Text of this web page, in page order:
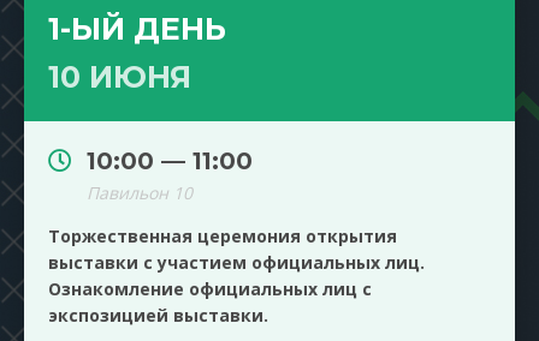
1-ЫЙ ДЕНЬ
10 ИЮНЯ
10:00 — 11:00
Павильон 10
Торжественная церемония открытия
выставки с участием официальных лиц.
Ознакомление официальных лиц с
экспозицией выставки.